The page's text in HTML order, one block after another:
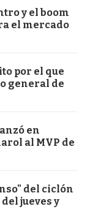
y el boom
el mercado
por el que
general de
en
al MVP de
del ciclón
jueves y